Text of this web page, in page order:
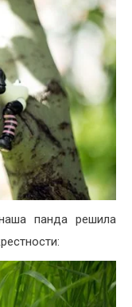
панда решила